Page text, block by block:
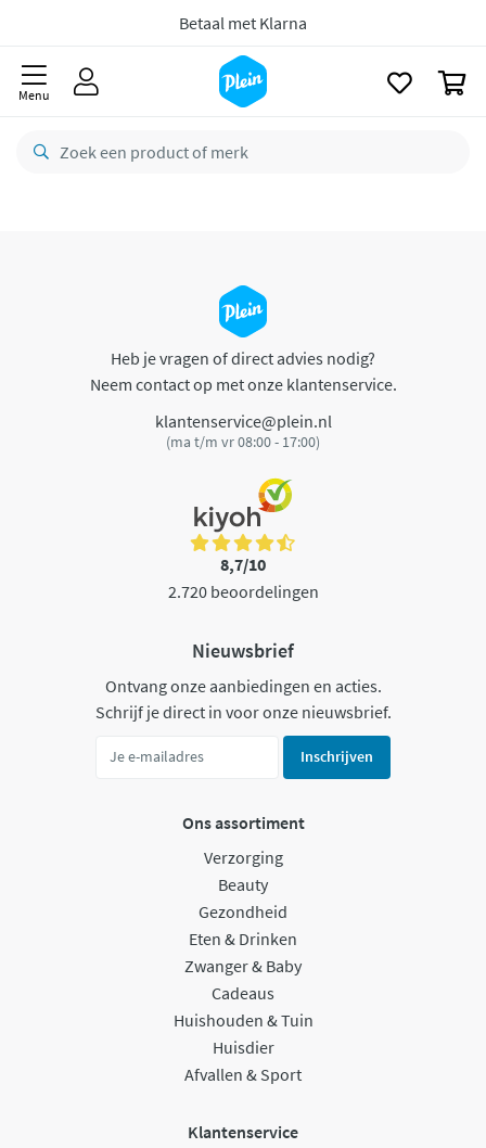
Betaal met Klarna
Menu
Heb je vragen of direct advies nodig?
Neem contact op met onze klantenservice.
klantenservice@plein.nl
(ma t/m vr 08:00 - 17:00)
8,7/10
2.720 beoordelingen
Nieuwsbrief
Ontvang onze aanbiedingen en acties.
Schrijf je direct in voor onze nieuwsbrief.
Inschrijven
Ons assortiment
Verzorging
Beauty
Gezondheid
Eten & Drinken
Zwanger & Baby
Cadeaus
Huishouden & Tuin
Huisdier
Afvallen & Sport
Klantenservice